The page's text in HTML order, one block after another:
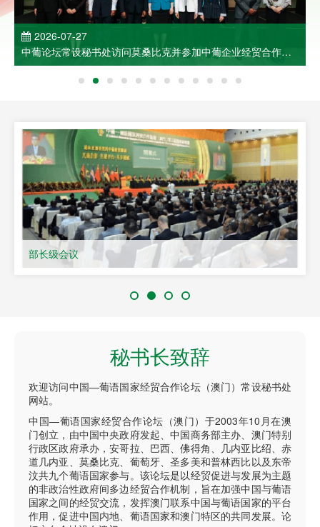
2026-07-27
中葡论坛常设秘书处访问莫桑比克并参加中葡企业经贸合作洽
谈会
部长级会议
秘书长致辞
欢迎访问中国—葡语国家经贸合作论坛（澳门）常设秘书处
网站。
中国—葡语国家经贸合作论坛（澳门）于2003年10月在澳
门创立，由中国中央政府发起、中国商务部主办、澳门特别
行政区政府承办，安哥拉、巴西、佛得角、几内亚比绍、赤
道几内亚、莫桑比克、葡萄牙、圣多美和普林西比以及东帝
汶共九个葡语国家参与。该论坛是以经贸促进与发展为主题
的非政治性政府间多边经贸合作机制，旨在加强中国与葡语
国家之间的经贸交流，发挥澳门联系中国与葡语国家的平台
作用，促进中国内地、葡语国家和澳门特区的共同发展。论